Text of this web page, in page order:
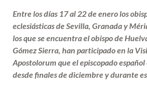
Entre los días 17 al 22 de enero los
eclesiásticas de Sevilla, Granada y
los que se encuentra el obispo de
Gómez Sierra, han participado en la
Apostolorum que el episcopado
desde finales de diciembre y durante